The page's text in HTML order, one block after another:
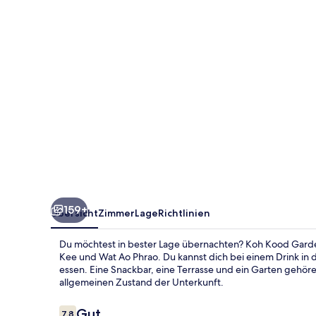
159+
ÜbersichtZimmerLageRichtlinien
Du möchtest in bester Lage übernachten? Koh Kood
Kee und Wat Ao Phrao. Du kannst dich bei einem Drink
essen. Eine Snackbar, eine Terrasse und ein Garten
allgemeinen Zustand der Unterkunft.
Bewertungen
7,8